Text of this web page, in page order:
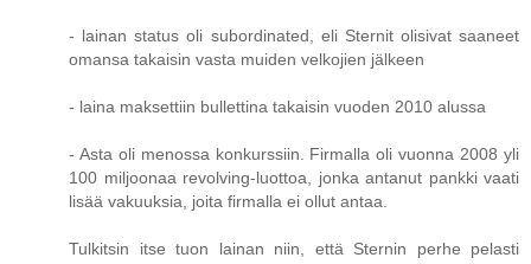
- lainan status oli subordinated, eli Sternit olisivat saaneet
omansa takaisin vasta muiden velkojien jälkeen
- laina maksettiin bullettina takaisin vuoden 2010 alussa
- Asta oli menossa konkurssiin. Firmalla oli vuonna 2008 yli
100 miljoonaa revolving-luottoa, jonka antanut pankki vaati
lisää vakuuksia, joita firmalla ei ollut antaa.
Tulkitsin itse tuon lainan niin, että Sternin perhe pelasti